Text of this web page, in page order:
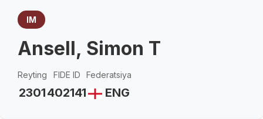
IM
Ansell, Simon T
Reyting
2301
FIDE ID
402141
Federatsiya
ENG